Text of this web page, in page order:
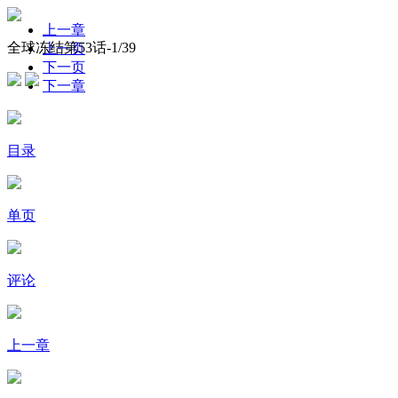
全球冻结第53话-1/39
上一章
上一页
下一页
下一章
目录
单页
评论
上一章